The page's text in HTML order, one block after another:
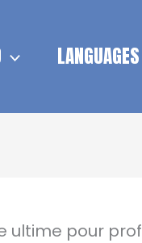
LANGUAGES
ultime pour